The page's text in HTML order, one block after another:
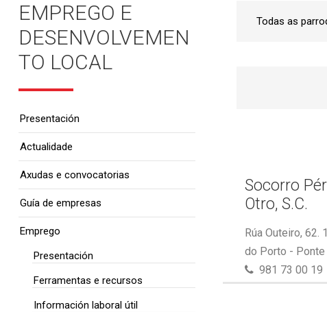
Socorro
Otro, S.C.
Rúa Outeiro, 62.
do Porto -
981 73 00 19
EMPREGO E
DESENVOLVEMEN
TO LOCAL
Presentación
Actualidade
Axudas e convocatorias
Guía de empresas
Emprego
Presentación
Ferramentas e recursos
Información laboral útil